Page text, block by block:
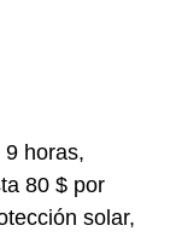
horas,
80 $ por
solar,